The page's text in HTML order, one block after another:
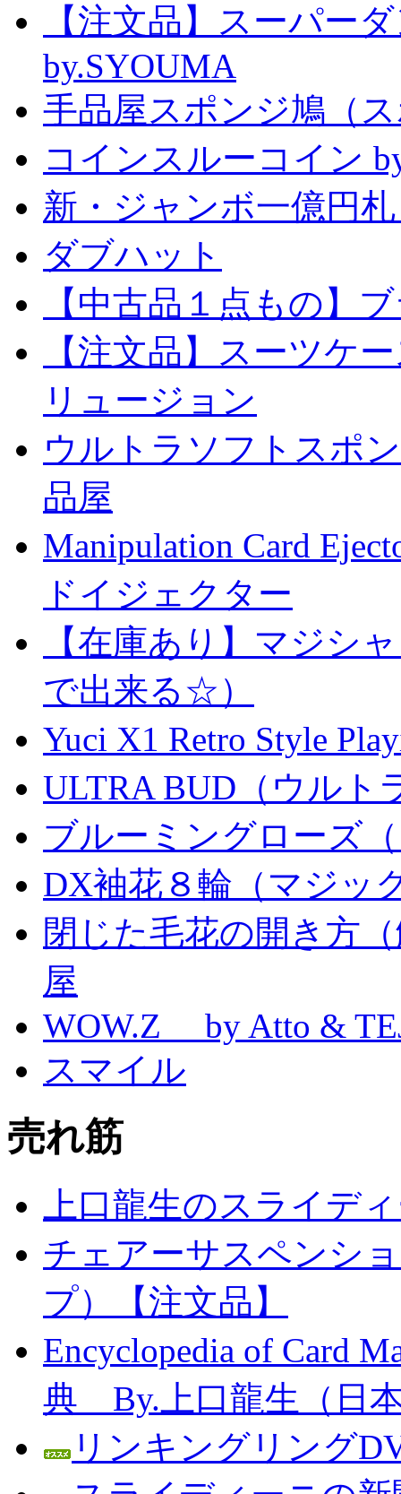
【注文品】スーパ
by.SYOUMA
手品屋スポンジ鳩（
コインスルーコイン
新・ジャンボ一億円
ダブハット
【中古品１点もの】
【注文品】スーツケ
リュージョン
ウルトラソフトスポ
品屋
Manipulation Card
ドイジェクター
【在庫あり】マジシ
で出来る☆）
Yuci X1 Retro Style
ULTRA BUD（ウルト
ブルーミングローズ
DX袖花８輪（マジッ
閉じた毛花の開き方
屋
WOW.Z by Atto &
スマイル
売れ筋
上口龍生のスライデ
チェアーサスペンシ
プ）【注文品】
Encyclopedia of Card
典 By.上口龍生（日
リンキングリング